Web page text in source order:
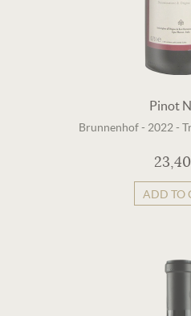
Pinot
Brunnenhof - 2022 -
ADD TO